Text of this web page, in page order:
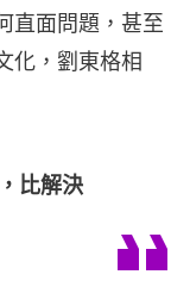
直面問題，甚至
化，劉東格相
比解決